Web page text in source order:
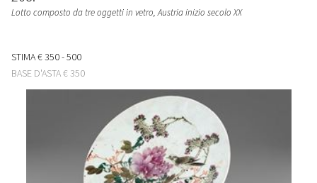
Lotto composto da tre oggetti in vetro, Austria inizio secolo XX
STIMA€ 350 - 500
BASE D'ASTA€ 350